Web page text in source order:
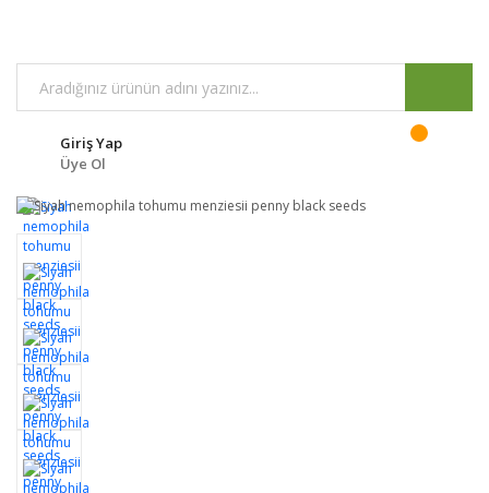
Giriş Yap
Üye Ol